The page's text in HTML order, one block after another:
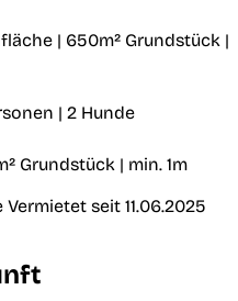
| 650m² Grundstück |
| 2 Hunde
Grundstück | min. 1m
Vermietet seit 11.06.2025